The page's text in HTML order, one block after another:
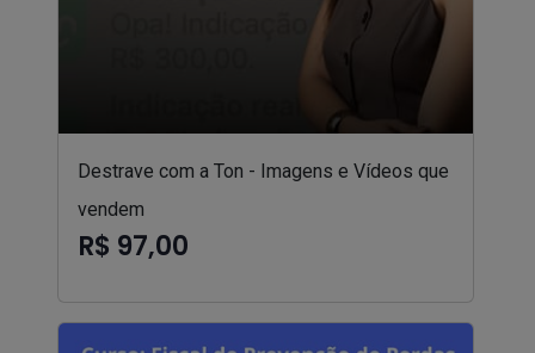
Destrave com a Ton - Imagens e Vídeos que
vendem
R$ 97,00